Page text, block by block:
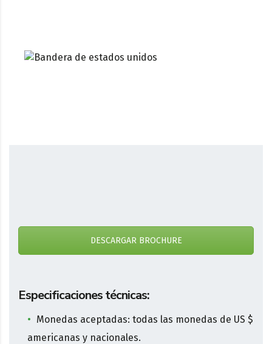
DESCARGAR BROCHURE
Especificaciones técnicas:
Monedas aceptadas: todas las monedas de US $
americanas y nacionales.